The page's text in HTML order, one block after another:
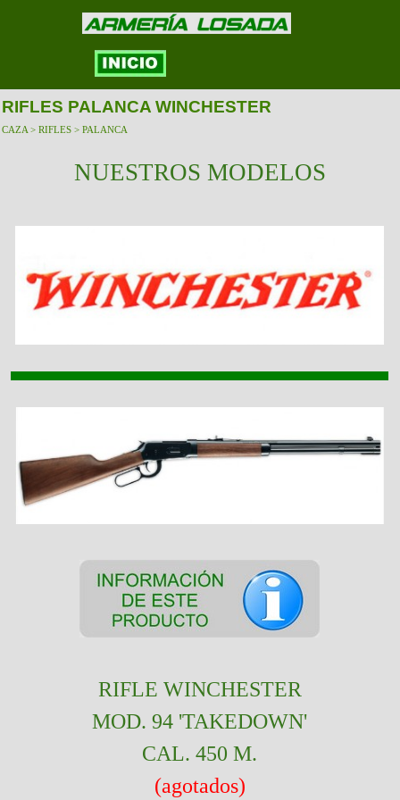
RIFLES PALANCA WINCHESTER
CAZA > RIFLES > PALANCA
NUESTROS MODELOS
RIFLE WINCHESTER
MOD. 94 'TAKEDOWN'
CAL. 450 M.
(agotados)